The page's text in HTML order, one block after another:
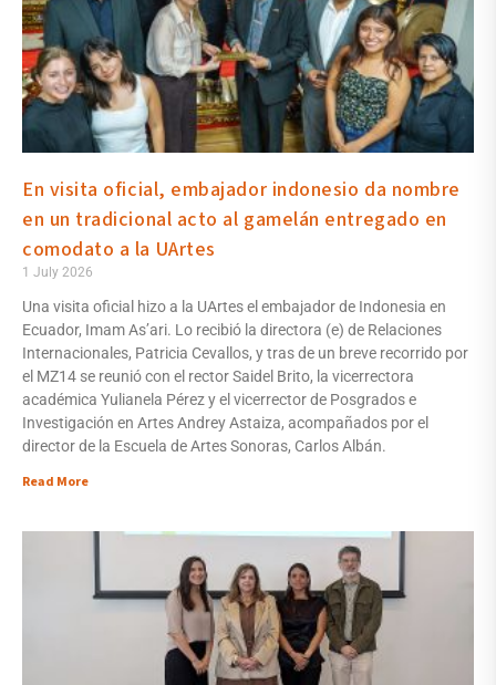
En visita oficial, embajador indonesio da nombre
en un tradicional acto al gamelán entregado en
comodato a la UArtes
1 July 2026
Una visita oficial hizo a la UArtes el embajador de Indonesia en
Ecuador, Imam As’ari. Lo recibió la directora (e) de Relaciones
Internacionales, Patricia Cevallos, y tras de un breve recorrido por
el MZ14 se reunió con el rector Saidel Brito, la vicerrectora
académica Yulianela Pérez y el vicerrector de Posgrados e
Investigación en Artes Andrey Astaiza, acompañados por el
director de la Escuela de Artes Sonoras, Carlos Albán.
Read More